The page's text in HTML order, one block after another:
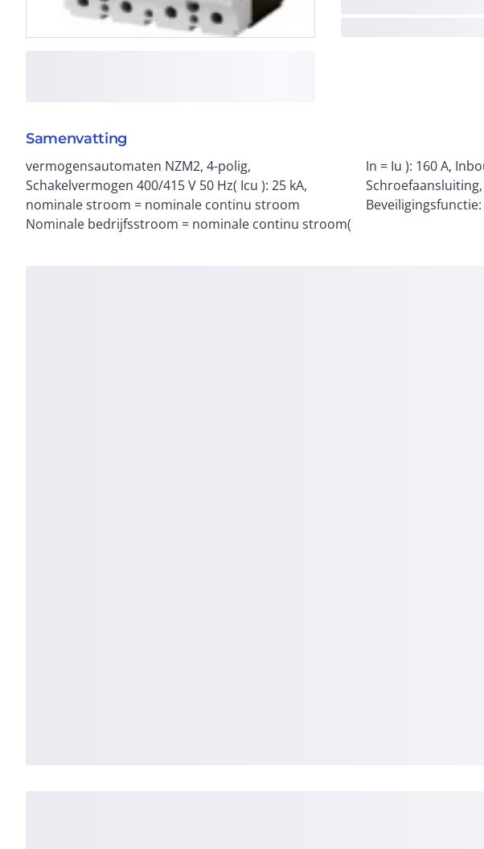
Samenvatting
vermogensautomaten NZM2, 4-polig,
Schakelvermogen 400/415 V 50 Hz( Icu ): 25 kA,
nominale stroom = nominale continu stroom
Nominale bedrijfsstroom = nominale continu stroom(
In = Iu ): 160 A, Inbouwtechniek: Vast ingebouwd,
Schroefaansluiting, Norm/goedkeuring: IEC,